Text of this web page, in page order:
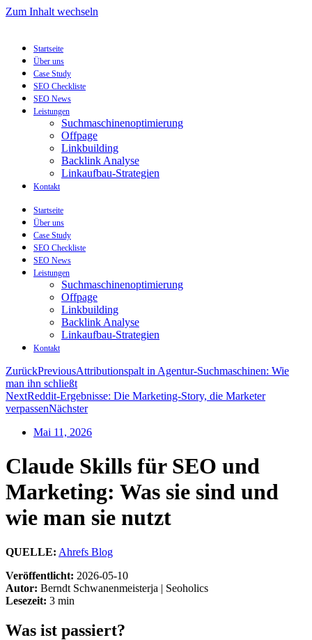
Zum Inhalt wechseln
Startseite
Über uns
Case Study
SEO Checkliste
SEO News
Leistungen
Suchmaschinenoptimierung
Offpage
Linkbuilding
Backlink Analyse
Linkaufbau-Strategien
Kontakt
Startseite
Über uns
Case Study
SEO Checkliste
SEO News
Leistungen
Suchmaschinenoptimierung
Offpage
Linkbuilding
Backlink Analyse
Linkaufbau-Strategien
Kontakt
ZurückPreviousAttributionspalt in Agentur-Suchmaschinen: Wie
man ihn schließt
NextReddit-Ergebnisse: Die Marketing-Story, die Marketer
verpassenNächster
Mai 11, 2026
Claude Skills für SEO und
Marketing: Was sie sind und
wie man sie nutzt
QUELLE: Ahrefs Blog
Veröffentlicht: 2026-05-10
Autor: Berndt Schwanenmeisterja | Seoholics
Lesezeit: 3 min
Was ist passiert?